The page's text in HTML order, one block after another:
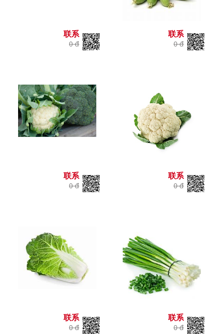
联系
0 đ
联系
0 đ
联系
0 đ
联系
0 đ
联系
0 đ
联系
0 đ